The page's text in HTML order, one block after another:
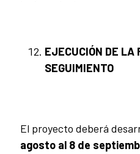
EJECUCIÓN DE LA
SEGUIMIENTO
El proyecto deberá
agosto al 8 de